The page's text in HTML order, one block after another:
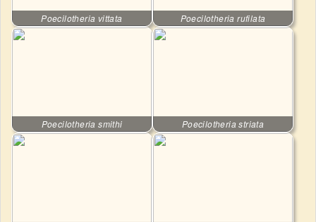
Poecilotheria vittata Poecilotheria rufilata
Poecilotheria smithi Poecilotheria striata